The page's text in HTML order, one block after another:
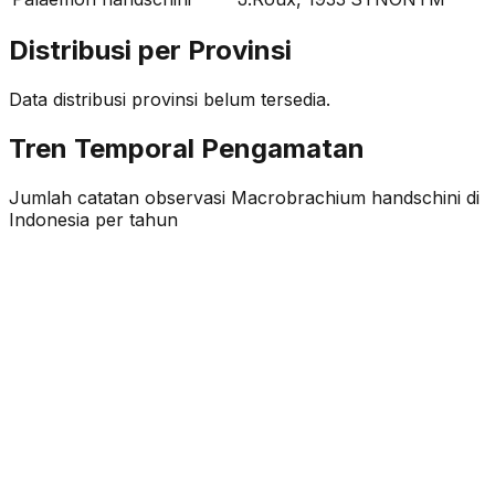
Distribusi per Provinsi
Data distribusi provinsi belum tersedia.
Tren Temporal Pengamatan
Jumlah catatan observasi Macrobrachium handschini di
Indonesia per tahun